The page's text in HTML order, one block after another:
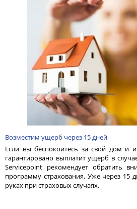
Возместим ущерб через 15 дней
Если вы беспокоитесь за свой дом и
гарантировано выплатит ущерб в
Servicepoint рекомендует обратить
программу страхования. Уже через 15
руках при страховых случаях.